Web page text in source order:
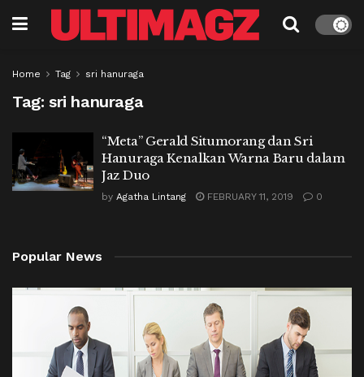
Home Tag sri hanuraga
Tag: sri hanuraga
“Meta” Gerald Situmorang dan Sri
Hanuraga Kenalkan Warna Baru dalam
Jaz Duo
by Agatha Lintang FEBRUARY 11, 2019 0
Popular News